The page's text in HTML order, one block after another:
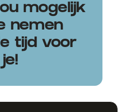
mogelijk
nemen
tijd voor
je!